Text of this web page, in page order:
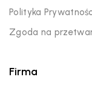
Polityka
Zgoda na
Firma